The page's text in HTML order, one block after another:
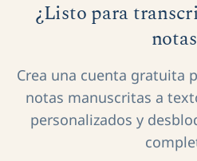
¿Listo para
Crea una cuenta gratuita
notas manuscritas a
personalizados y